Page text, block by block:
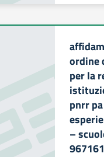
ordine
per la
pnrr
–